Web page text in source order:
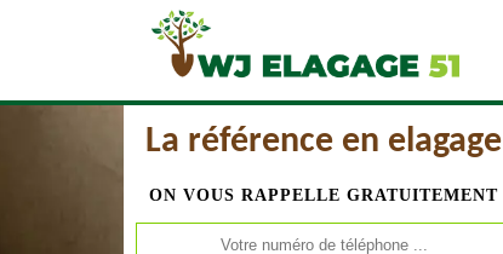
La référence en elagage
ON VOUS RAPPELLE GRATUITEMENT